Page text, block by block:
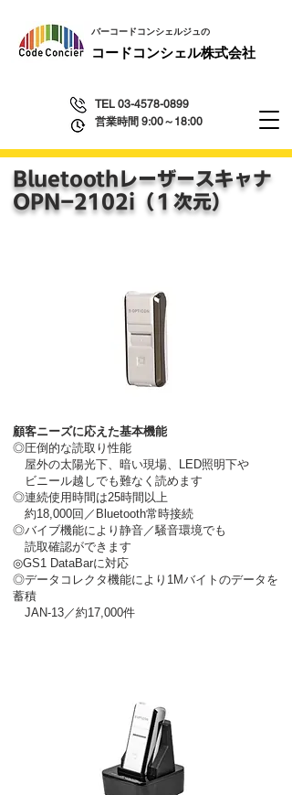
TEL 03-4578-0899
営業時間 9:00～18:00
​コードコンシェル株式会社
​バーコードコンシェルジュの
Bluetoothレーザースキャナ
​OPN-2102i（１次元）
顧客ニーズに応えた基本機能
◎圧倒的な読取り性能
屋外の太陽光下、暗い現場、LED照明下や
ビニール越しでも難なく読めます
◎連続使用時間は25時間以上
約18,000回／Bluetooth常時接続
◎バイブ機能により静音／騒音環境でも
読取確認ができます
◎GS1 DataBarに対応
◎データコレクタ機能により1Mバイトのデータを
蓄積
JAN-13／約17,000件